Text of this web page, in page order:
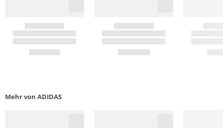
Mehr von ADIDAS